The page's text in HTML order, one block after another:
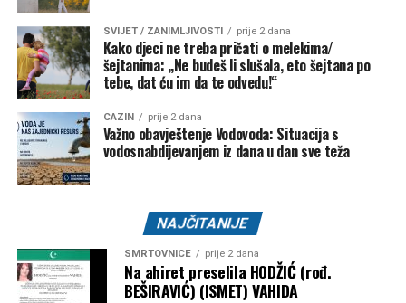
SVIJET / ZANIMLJIVOSTI prije 2 dana
Kako djeci ne treba pričati o melekima/
šejtanima: „Ne budeš li slušala, eto šejtana po
tebe, dat ću im da te odvedu!“
CAZIN prije 2 dana
Važno obavještenje Vodovoda: Situacija s
vodosnabdijevanjem iz dana u dan sve teža
NAJČITANIJE
SMRTOVNICE prije 2 dana
Na ahiret preselila HODŽIĆ (rođ.
BEŠIRAVIĆ) (ISMET) VAHIDA